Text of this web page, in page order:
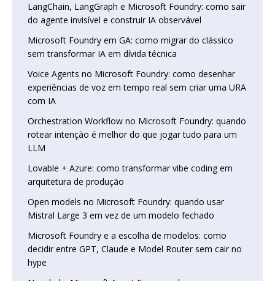
LangChain, LangGraph e Microsoft Foundry: como sair
do agente invisível e construir IA observável
Microsoft Foundry em GA: como migrar do clássico
sem transformar IA em dívida técnica
Voice Agents no Microsoft Foundry: como desenhar
experiências de voz em tempo real sem criar uma URA
com IA
Orchestration Workflow no Microsoft Foundry: quando
rotear intenção é melhor do que jogar tudo para um
LLM
Lovable + Azure: como transformar vibe coding em
arquitetura de produção
Open models no Microsoft Foundry: quando usar
Mistral Large 3 em vez de um modelo fechado
Microsoft Foundry e a escolha de modelos: como
decidir entre GPT, Claude e Model Router sem cair no
hype